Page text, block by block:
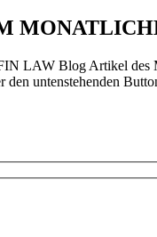
LAW Blog Artikel des
den untenstehenden